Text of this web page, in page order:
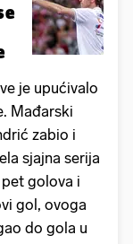
je upućivalo
Mađarski
zabio i
sjajna serija
golova i
gol, ovoga
do gola u